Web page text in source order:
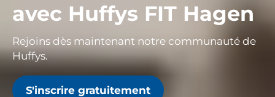
avec Huffys FIT Hagen
Rejoins dès maintenant notre communauté de
Huffys.
S'inscrire gratuitement